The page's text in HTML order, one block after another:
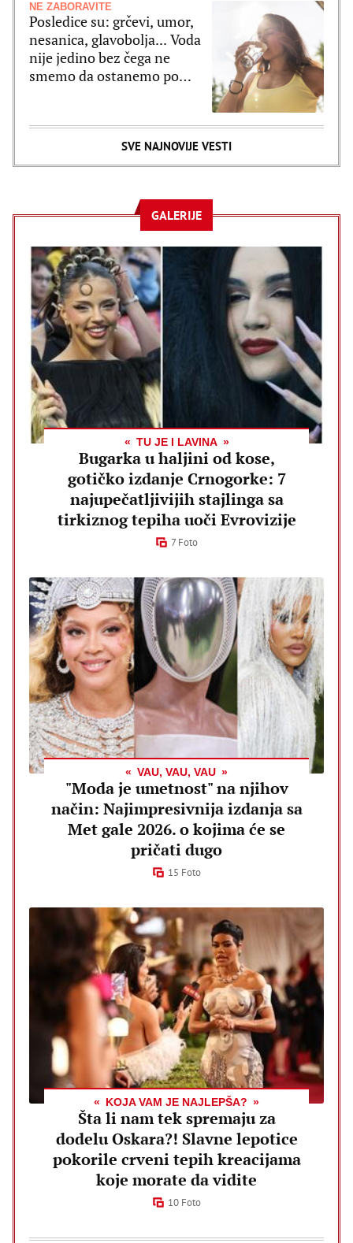
NE ZABORAVITE
Posledice su: grčevi, umor,
nesanica, glavobolja... Voda
nije jedino bez čega ne
smemo da ostanemo po
SVE NAJNOVIJE VESTI
GALERIJE
TU JE I LAVINA
Bugarka u haljini od kose,
gotičko izdanje Crnogorke: 7
najupečatljivijih stajlinga sa
tirkiznog tepiha uoči Evrovizije
7 Foto
VAU, VAU, VAU
"Moda je umetnost" na njihov
način: Najimpresivnija izdanja sa
Met gale 2026. o kojima će se
pričati dugo
15 Foto
KOJA VAM JE NAJLEPŠA?
Šta li nam tek spremaju za
dodelu Oskara?! Slavne lepotice
pokorile crveni tepih kreacijama
koje morate da vidite
10 Foto